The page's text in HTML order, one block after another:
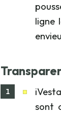
ligne
sont